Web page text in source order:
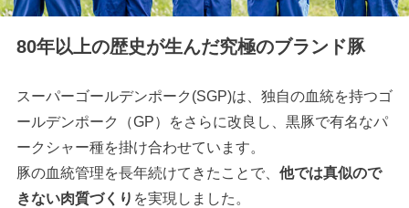
80年以上の歴史が生んだ究極のブランド豚
スーパーゴールデンポーク(SGP)は、独自の血統を持つゴ
ールデンポーク（GP）をさらに改良し、黒豚で有名なパ
ークシャー種を掛け合わせています。
豚の血統管理を長年続けてきたことで、 他では真似ので
きない肉質づくり を実現しました。